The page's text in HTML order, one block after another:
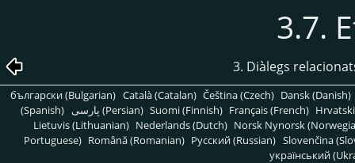
3.7.
3. Diàlegs
български (Bulgarian) Català (Catalan) Čeština (Czech) Dansk (Danish)
(Spanish)
پارسی (Persian) Suomi (Finnish) Français (French)
Lietuvis (Lithuanian) Nederlands (Dutch) Norsk Nynorsk
Portuguese) Română (Romanian) Pусский (Russian) Slovenčina
український